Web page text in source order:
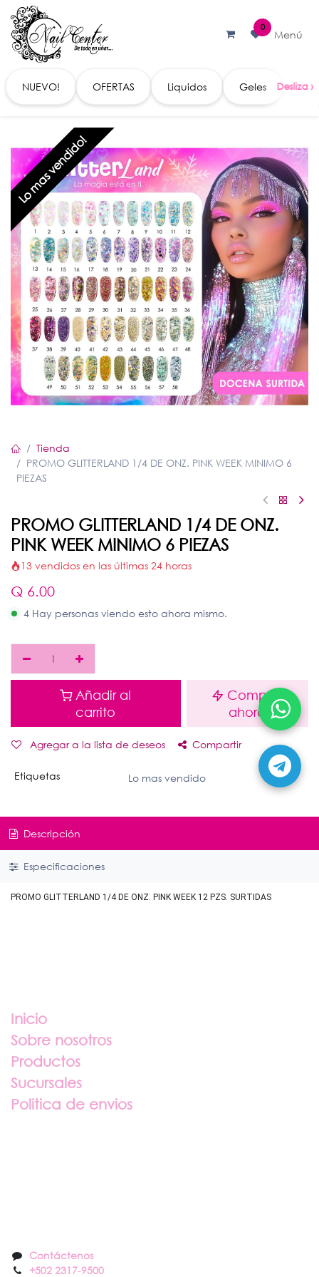
Ir al contenido
0
Menú
NUEVO! OFERTAS Liquidos Geles
Lo mas vendido!
Tienda
PROMO GLITTERLAND 1/4 DE ONZ. PINK WEEK MINIMO 6
PIEZAS
PROMO GLITTERLAND 1/4 DE ONZ.
PINK WEEK MINIMO 6 PIEZAS
13 vendidos en las últimas 24 horas
Q 6.00
4 Hay personas viendo esto ahora mismo.
Añadir al
carrito
Comprar
ahora
Agregar a la lista de deseos Compartir
Etiquetas Lo mas vendido
Descripción
Especificaciones
PROMO GLITTERLAND 1/4 DE ONZ. PINK WEEK 12 PZS. SURTIDAS
Inicio
Sobre nosotros
Productos
Sucursales
Politica de envios
Contáctenos
+502 2317-9500